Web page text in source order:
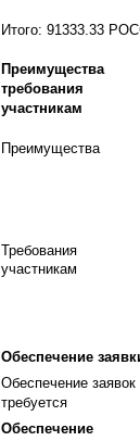
Итого: 91333.33
требования
участникам
Преимущества
Требования
участникам
Обеспечение
Обеспечение заявок
требуется
Обеспечение